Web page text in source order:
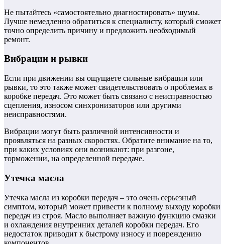
Не пытайтесь «самостоятельно диагностировать» шумы.
Лучше немедленно обратиться к специалисту, который сможет
точно определить причину и предложить необходимый
ремонт.
Вибрации и рывки
Если при движении вы ощущаете сильные вибрации или
рывки, то это также может свидетельствовать о проблемах в
коробке передач. Это может быть связано с неисправностью
сцепления, износом синхронизаторов или другими
неисправностями.
Вибрации могут быть различной интенсивности и
проявляться на разных скоростях. Обратите внимание на то,
при каких условиях они возникают: при разгоне,
торможении, на определенной передаче.
Утечка масла
Утечка масла из коробки передач – это очень серьезный
симптом, который может привести к полному выходу коробки
передач из строя. Масло выполняет важную функцию смазки
и охлаждения внутренних деталей коробки передач. Его
недостаток приводит к быстрому износу и повреждению